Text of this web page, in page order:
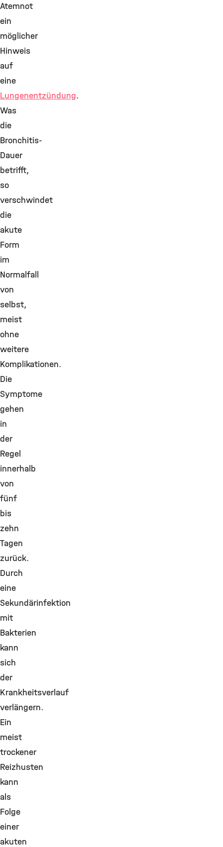
Atemnot
ein
möglicher
Hinweis
auf
eine
Lungenentzündung.
Was
die
Bronchitis-
Dauer
betrifft,
so
verschwindet
die
akute
Form
im
Normalfall
von
selbst,
meist
ohne
weitere
Komplikationen.
Die
Symptome
gehen
in
der
Regel
innerhalb
von
fünf
bis
zehn
Tagen
zurück.
Durch
eine
Sekundärinfektion
mit
Bakterien
kann
sich
der
Krankheitsverlauf
verlängern.
Ein
meist
trockener
Reizhusten
kann
als
Folge
einer
akuten